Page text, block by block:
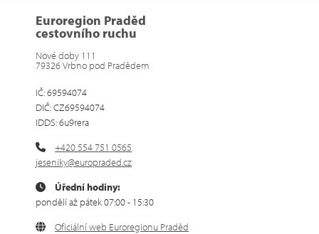
Euroregion Praděd
cestovního ruchu
Nové doby 111
79326 Vrbno pod Pradědem
IČ: 69594074
DIČ: CZ69594074
IDDS: 6u9rera
+420 554 751 0565
jeseniky@europraded.cz
Úřední hodiny:
pondělí až pátek 07:00 - 15:30
Oficiální web Euroregionu Praděd